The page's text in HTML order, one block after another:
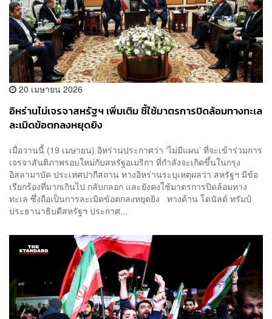
20 เมษายน 2026
อิหร่านไม่เจรจาสหรัฐฯ เพิ่มเติม ชี้ใช้มาตรการปิดล้อมทางทะเล
ละเมิดข้อตกลงหยุดยิง
เมื่อวานนี้ (19 เมษายน) อิหร่านประกาศว่า ‘ไม่มีแผน’ ที่จะเข้าร่วมการ
เจรจาสันติภาพรอบใหม่กับสหรัฐอเมริกา ที่กำลังจะเกิดขึ้นในกรุง
อิสลามาบัด ประเทศปากีสถาน ทางอิหร่านระบุเหตุผลว่า สหรัฐฯ มีข้อ
เรียกร้องที่มากเกินไป กลับกลอก และยังคงใช้มาตรการปิดล้อมทาง
ทะเล ซึ่งถือเป็นการละเมิดข้อตกลงหยุดยิง ทางด้าน โดนัลด์ ทรัมป์
ประธานาธิบดีสหรัฐฯ ประกาศ...